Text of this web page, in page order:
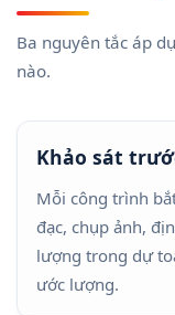
Ba nguyên tắc áp
nào.
Khảo sát
Mỗi công trình
đạc, chụp ảnh,
lượng trong dự
ước lượng.